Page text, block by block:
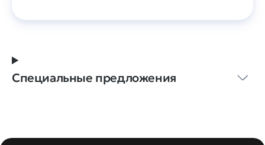
Специальные предложения